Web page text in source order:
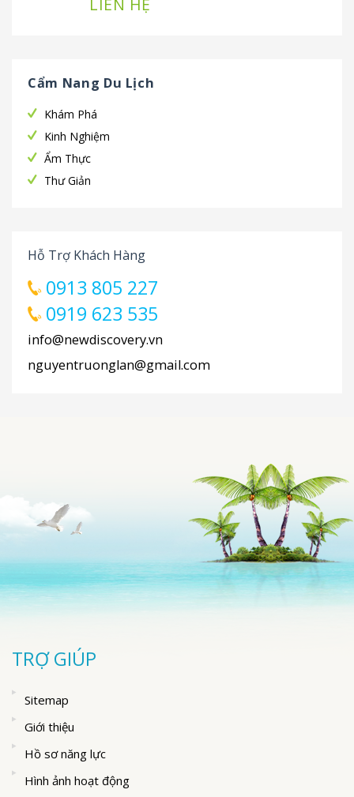
LIÊN HỆ
Cẩm Nang Du Lịch
Khám Phá
Kinh Nghiệm
Ẩm Thực
Thư Giản
Hỗ Trợ Khách Hàng
0913 805 227
0919 623 535
info@newdiscovery.vn
nguyentruonglan@gmail.com
TRỢ GIÚP
Sitemap
Giới thiệu
Hồ sơ năng lực
Hình ảnh hoạt động